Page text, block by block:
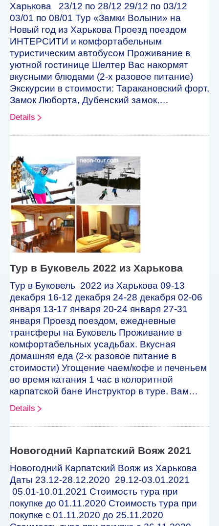
Харькова 23/12 по 28/12 29/12 по 03/12
03/01 по 08/01 Тур «Замки Волыни» на
Новый год из Харькова Проезд поездом
ИНТЕРСИТИ и комфортабельным
туристическим автобусом Проживание в
уютной гостинице Шелтер Вас накормят
вкусными блюдами (2-х разовое питание)
Экскурсии в стоимости: Таракановский форт,
Замок Люборта, Дубенский замок,…
Details
Тур в Буковель 2022 из Харькова
Тур в Буковель 2022 из Харькова 09-13
декабря 16-12 декабря 24-28 декабря 02-06
января 13-17 января 20-24 января 27-31
января Проезд поездом, ежедневные
трансферы на Буковель Проживание в
комфортабельных усадьбах. Вкусная
домашняя еда (2-х разовое питание в
стоимости) Угощение чаем/кофе и печеньем
во время катания 1 час в колоритной
карпатской бане Инструктор в туре. Вам…
Details
Новогодний Карпатский Вояж 2021
Новогодний Карпатский Вояж из Харькова
Даты 23.12-28.12.2020 29.12-03.01.2021
05.01-10.01.2021 Стоимость тура при
покупке до 01.11.2020 Стоимость тура при
покупке с 01.11.2020 до 25.11.2020